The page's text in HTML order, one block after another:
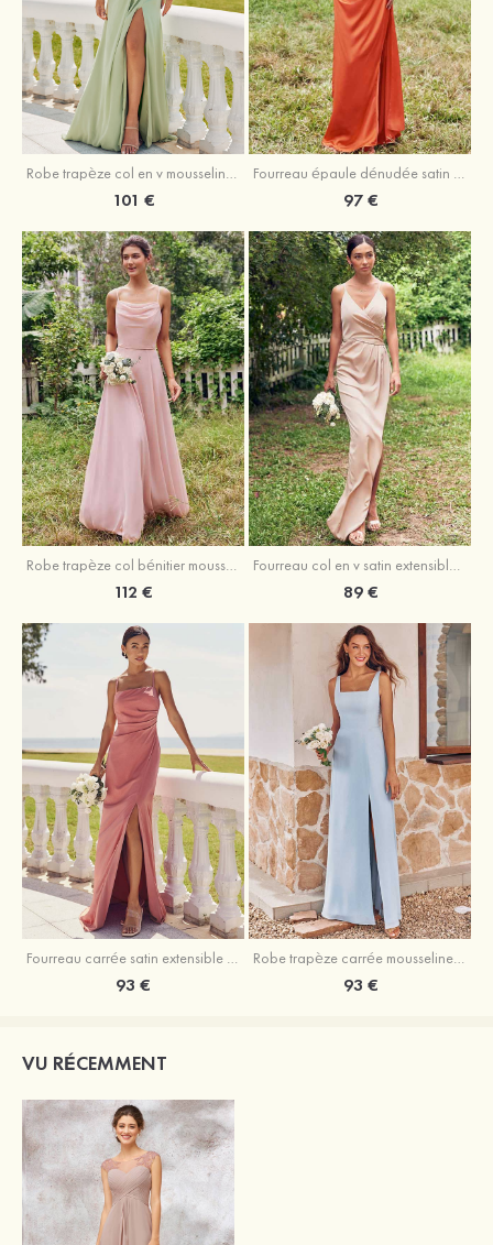
Robe trapèze col en v mousseline ras du sol robe de demoiselle d'honneur
101 €
Fourreau épaule dénudée satin extensible ras du sol robe de demoiselle d'honneur
97 €
Robe trapèze col bénitier mousseline ras du sol robe de demoiselle d'honneur
112 €
Fourreau col en v satin extensible asymétrique robe de demoiselle d'honneur
89 €
93 € 93 €
VU RÉCEMMENT